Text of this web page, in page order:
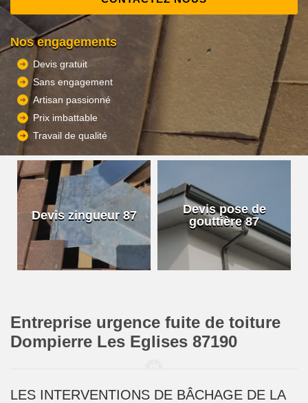
Nos engagements
Devis gratuit
Sans engagement
Artisan passionné
Prix imbattable
Travail de qualité
Devis zingueur 87
Devis pose de
gouttière 87
Entreprise urgence fuite de toiture
Dompierre Les Eglises 87190
LES INTERVENTIONS DE BÂCHAGE DE LA